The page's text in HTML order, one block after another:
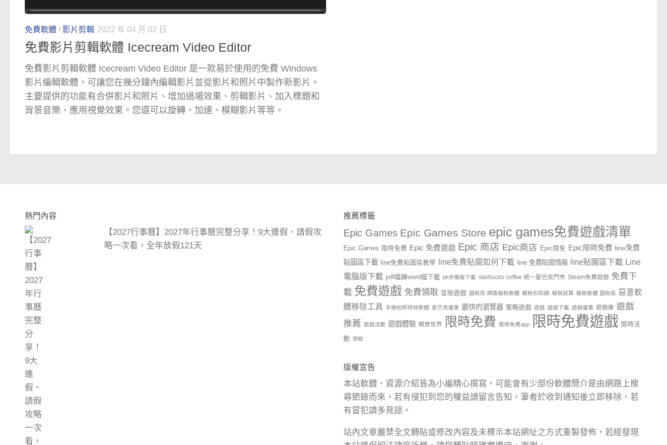
免費軟體 / 影片剪輯 2022 年 04 月 02 日
免費影片剪輯軟體 Icecream Video Editor
免費影片剪輯軟體 Icecream Video Editor 是一款易於使用的免費 Windows
影片編輯軟體，可讓您在幾分鐘內編輯影片並從影片和照片中製作新影片。
主要提供的功能有合併影片和照片、增加過場效果、剪輯影片、加入標題和
背景音樂、應用視覺效果。您還可以旋轉、加速、模糊影片等等。
熱門內容
【2027行事曆】2027年行事曆完整分享！9大連假、請假攻
略一次看，全年放假121天
推薦標籤
Epic Games Epic Games Store epic games免費遊戲清單
Epic Games 限時免費 Epic 免費遊戲 Epic 商店 Epic商店 Epic限免 Epic限時免費 line免費
貼圖區下載
line免費貼圖區教學 line免費貼圖如何下載 line 免費貼圖情報 line貼圖區下載 Line
電腦版下載 pdf檔轉word檔下載 ptt手機版下載 starbucks coffee 統一星巴克門市 Steam免費遊戲 免費下
載 免費遊戲 免費領取 冒險遊戲 國稅局 網路報稅軟體 報稅扣除額 報稅試算 報稅軟體 國稅局 惡意軟
體移除工具 手機拍照特效軟體 星巴克優惠 最快的瀏覽器 策略遊戲 遊戲 遊戲下載 遊戲優惠 遊戲庫 遊戲
推薦 遊戲活動 遊戲體驗 開放世界 限時免費 限時免費app 限時免費遊戲 限時活
動 領取
版權宣告
本站軟體、資源介紹皆為小編精心撰寫，可能會有少部份軟體簡介是由網路上搜
尋節錄而來，若有侵犯到您的權益請留言告知，筆者於收到通知後立即移除，若
有冒犯請多見諒。
站內文章嚴禁全文轉貼或修改內容及未標示本站網址之方式重製發佈，若經發現